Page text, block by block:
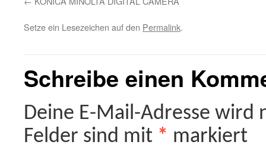
Setze ein Lesezeichen auf den Permalink.
Schreibe einen
Deine E-Mail-Adresse
Felder sind mit * markiert